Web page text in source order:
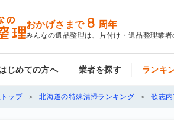
おかげさまで 8 周年
みんなの遺品整理は、片付け・遺品整理業
じめての方へ 業者を探す ランキ
ップ 北海道の特殊清掃ランキング 歌志